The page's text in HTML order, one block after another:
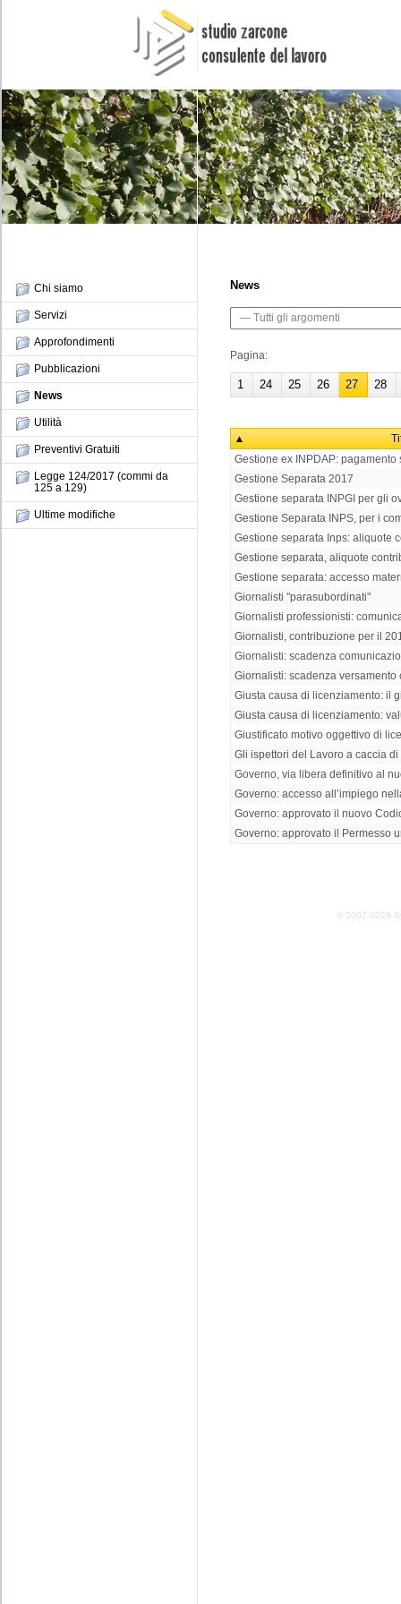
Chi siamo
Servizi
Approfondimenti
Pubblicazioni
News
Utilità
Preventivi Gratuiti
Legge 124/2017 (commi da
125 a 129)
Ultime modifiche
News
Pagina:
1 24 25 26 27 28
Gestione ex INPDAP:
Gestione Separata 2017
Gestione separata INPGI per gli
Gestione Separata INPS, per i
Gestione separata Inps: aliquote
Gestione separata, aliquote
Gestione separata: accesso
Giornalisti "parasubordinati"
Giornalisti professionisti:
Giornalisti, contribuzione per il
Giornalisti: scadenza
Giornalisti: scadenza
Giusta causa di licenziamento: il
Giusta causa di licenziamento:
Giustificato motivo oggettivo di
Gli ispettori del Lavoro a caccia
Governo, via libera definitivo al
Governo: accesso all’impiego
Governo: approvato il nuovo
Governo: approvato il Permesso
© 2007-2026